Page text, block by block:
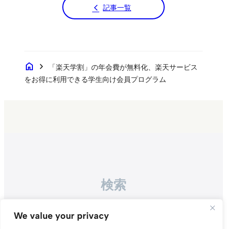
We value your privacy
記事一覧
home chevron_right
「楽天学割」の年会費が無料化、楽天サービス
をお得に利用できる学生向け会員プログラム
検索